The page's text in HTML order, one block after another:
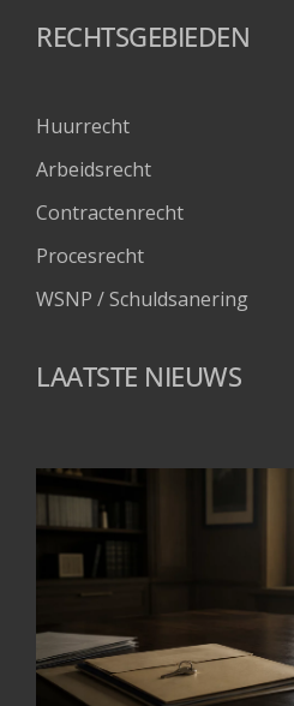
RECHTSGEBIEDEN
Huurrecht
Arbeidsrecht
Contractenrecht
Procesrecht
WSNP / Schuldsanering
LAATSTE NIEUWS